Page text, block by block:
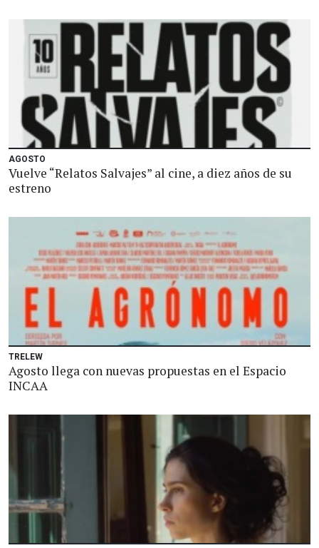
AGOSTO
Vuelve “Relatos Salvajes” al cine, a diez años de su
estreno
TRELEW
Agosto llega con nuevas propuestas en el Espacio
INCAA